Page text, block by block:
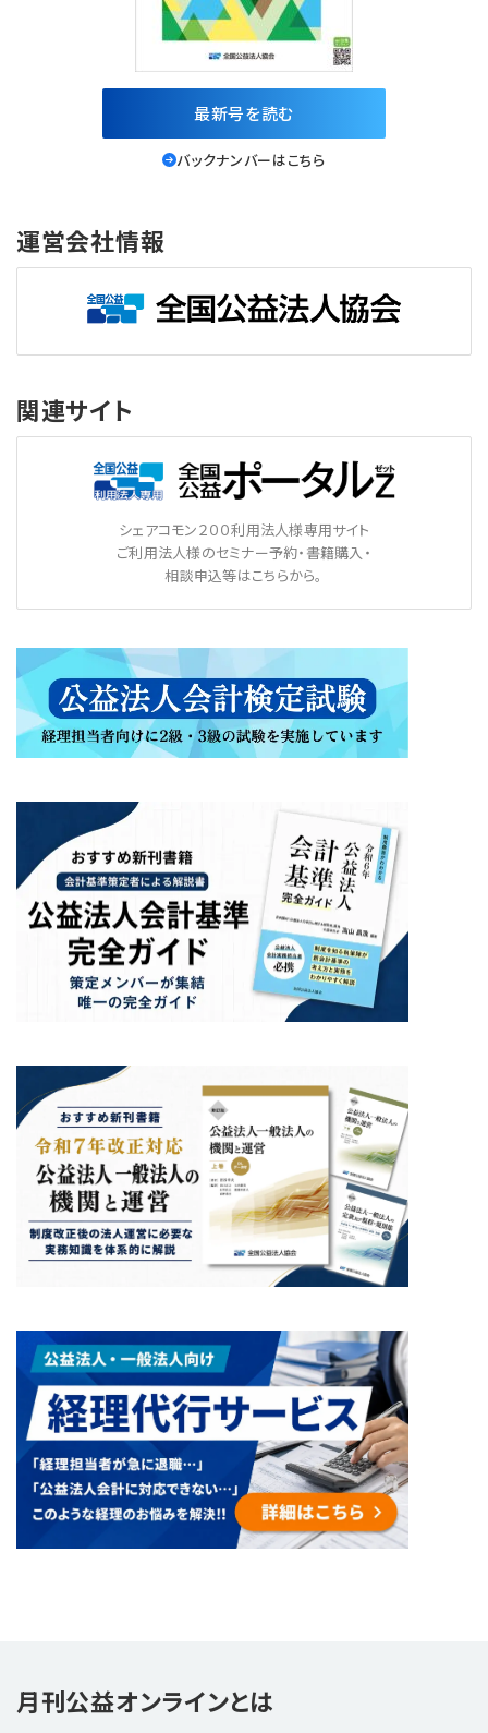
最新号を読む
バックナンバーはこちら
運営会社情報
関連サイト
シェアコモン２００利用法人様専用サイト
ご利用法人様のセミナー予約・書籍購入・
相談申込等はこちらから。
月刊公益オンラインとは